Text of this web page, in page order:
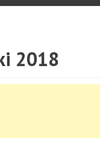
2018